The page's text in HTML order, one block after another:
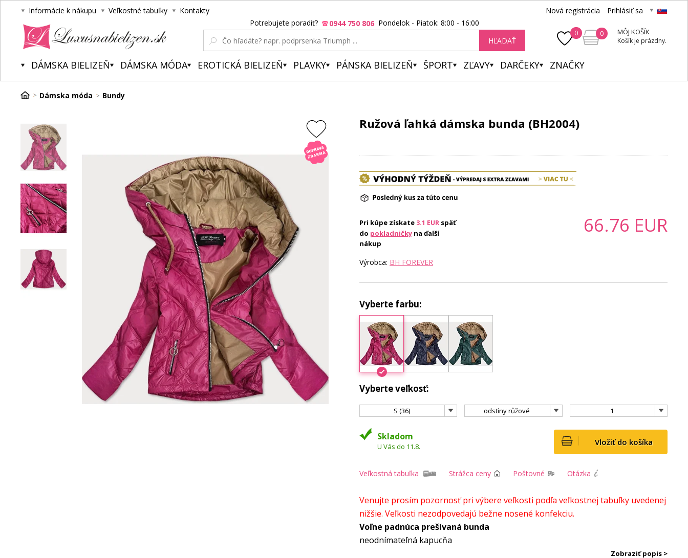
Informácie k nákupu Veľkostné tabuľky Kontakty Nová registrácia Prihlásiť sa
0 0 MÔJ KOŠÍK
Košík je prázdny.
Potrebujete poradiť? 0944 750 806 Pondelok - Piatok: 8:00 - 16:00
HĽADAŤ
DÁMSKA BIELIZEŇ DÁMSKA MÓDA EROTICKÁ BIELIZEŇ PLAVKY PÁNSKA BIELIZEŇ ŠPORT ZĽAVY DARČEKY ZNAČKY
Dámska móda Bundy
Ružová ľahká dámska bunda (BH2004)
Pri kúpe získate 3.1 EUR späť
do pokladničky na ďalší
nákup
Výrobca: BH FOREVER
66.76 EUR
Vyberte farbu:
Vyberte veľkosť:
S (36) odstíny růžové 1
Vložiť do košíka
Skladom
U Vás do 11.8.
Veľkostná tabuľka Strážca ceny Poštovné Otázka
Zobraziť popis >
Venujte prosím pozornosť pri výbere veľkosti podľa veľkostnej tabuľky uvedenej
nižšie. Veľkosti nezodpovedajú bežne nosené konfekciu.
Voľne padnúca prešívaná bunda
neodnímateľná kapucňa